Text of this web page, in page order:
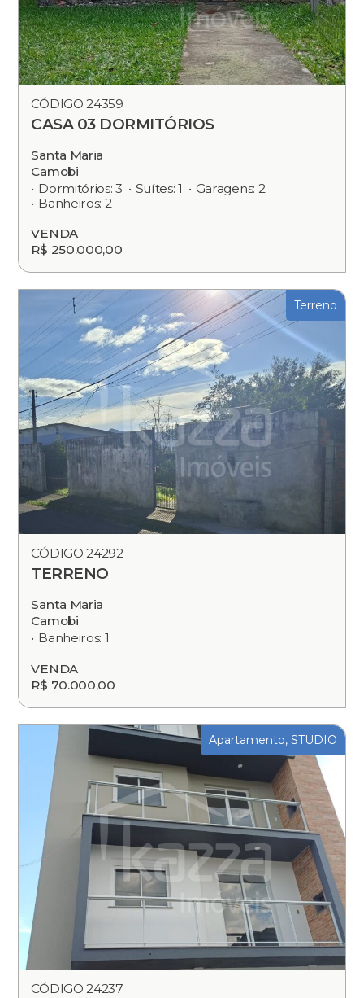
CÓDIGO 24359
CASA 03 DORMITÓRIOS
Santa Maria
Camobi
Dormitórios: 3
Suítes: 1
Garagens: 2
Banheiros: 2
VENDA
R$ 250.000,00
Terreno
CÓDIGO 24292
TERRENO
Santa Maria
Camobi
Banheiros: 1
VENDA
R$ 70.000,00
Apartamento, STUDIO
CÓDIGO 24237